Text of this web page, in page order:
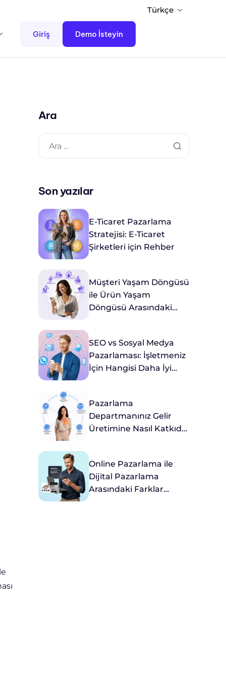
Türkçe
Giriş Demo İsteyin
Ara
Son yazılar
E-Ticaret Pazarlama
Stratejisi: E-Ticaret
Şirketleri için Rehber
Müşteri Yaşam Döngüsü
ile Ürün Yaşam
Döngüsü Arasındaki
SEO vs Sosyal Medya
Pazarlaması: İşletmeniz
İçin Hangisi Daha İyi
Pazarlama
Departmanınız Gelir
Üretimine Nasıl Katkıda
Online Pazarlama ile
Dijital Pazarlama
Arasındaki Farklar